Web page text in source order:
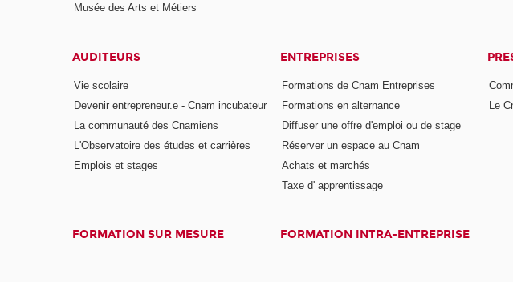
Musée des Arts et Métiers
AUDITEURS
Vie scolaire
Devenir entrepreneur.e - Cnam incubateur
La communauté des Cnamiens
L'Observatoire des études et carrières
Emplois et stages
ENTREPRISES
Formations de Cnam Entreprises
Formations en alternance
Diffuser une offre d'emploi ou de stage
Réserver un espace au Cnam
Achats et marchés
Taxe d' apprentissage
Le
FORMATION SUR MESURE FORMATION INTRA-ENTREPRISE